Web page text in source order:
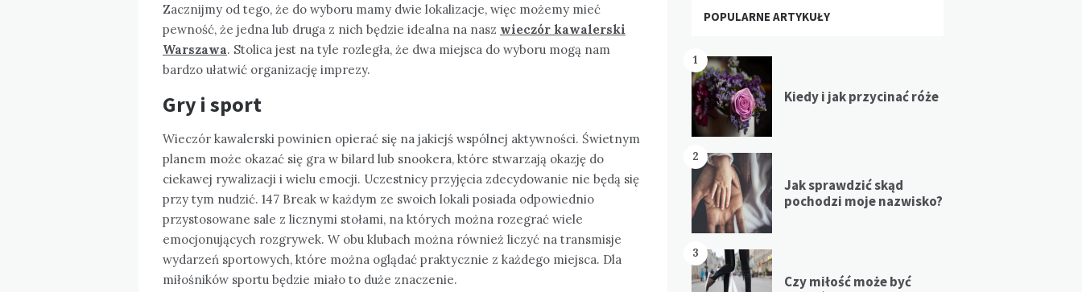
Zacznijmy od tego, że do wyboru mamy dwie lokalizacje, więc możemy mieć
pewność, że jedna lub druga z nich będzie idealna na nasz wieczór kawalerski
Warszawa. Stolica jest na tyle rozległa, że dwa miejsca do wyboru mogą nam
bardzo ułatwić organizację imprezy.
Gry i sport
Wieczór kawalerski powinien opierać się na jakiejś wspólnej aktywności. Świetnym
planem może okazać się gra w bilard lub snookera, które stwarzają okazję do
ciekawej rywalizacji i wielu emocji. Uczestnicy przyjęcia zdecydowanie nie będą się
przy tym nudzić. 147 Break w każdym ze swoich lokali posiada odpowiednio
przystosowane sale z licznymi stołami, na których można rozegrać wiele
emocjonujących rozgrywek. W obu klubach można również liczyć na transmisje
wydarzeń sportowych, które można oglądać praktycznie z każdego miejsca. Dla
miłośników sportu będzie miało to duże znaczenie.
POPULARNE ARTYKUŁY
1
Kiedy i jak przycinać róże
2
Jak sprawdzić skąd
pochodzi moje nazwisko?
3
Czy miłość może być